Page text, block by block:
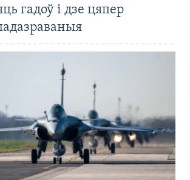
гадоў і дзе цяпер